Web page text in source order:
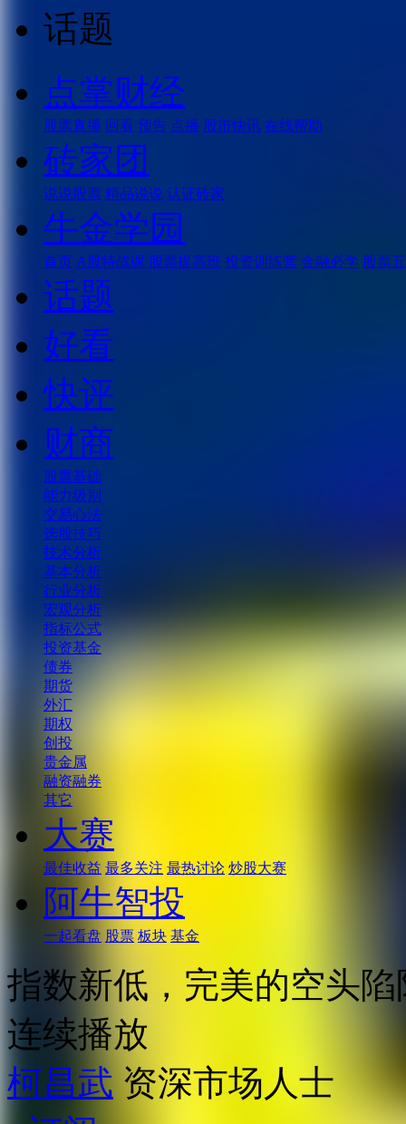
话题
点掌财经
股票直播 回看 预告 点播 股市快讯 在线帮助
砖家团
说说股票 精品说说 认证砖家
牛金学园
首页 A股特战课 股票提高班 投资训练营 金融必学 股票
话题
好看
快评
财商
股票基础
能力级别
交易心法
选股技巧
技术分析
基本分析
行业分析
宏观分析
指标公式
投资基金
债券
期货
外汇
期权
创投
贵金属
融资融券
其它
大赛
最佳收益 最多关注 最热讨论 炒股大赛
阿牛智投
一起看盘 股票 板块 基金
指数新低，完美的空头陷
连续播放
柯昌武 资深市场人士